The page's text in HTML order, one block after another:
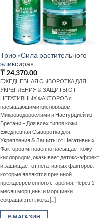
Трио «Сила растительного
эликсира»
₸24,370.00
ЕЖЕДНЕВНАЯ СЫВОРОТКА ДЛЯ
УКРЕПЛЕНИЯ & ЗАЩИТЫ ОТ
НЕГАТИВНЫХ ФАКТОРОВ с
насыщающими кислородом
Микроводорослями и Настурцией из
Бретани – Для всех типов кожи
Ежедневная Сыворотка для
Укрепления & Защиты от Негативных
Факторов мгновенно насыщает кожу
кислородом, оказывает детокс-эффект
и защищает от негативных факторов,
которые являются причиной
преждевременного старения. Через 1
месяц морщины и морщинки
сокращаются, кожа [...]
В МАГАЗИН